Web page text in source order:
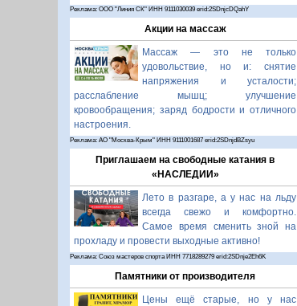
Реклама: ООО "Линия СК" ИНН 9111030039 erid:2SDnjcDQahY
Акции на массаж
Массаж — это не только
удовольствие, но и: снятие
напряжения и усталости;
расслабление мышц; улучшение
кровообращения; заряд бодрости и отличного
настроения.
Реклама: АО "Москва-Крым" ИНН 9111001687 erid:2SDnjdBZsyu
Приглашаем на свободные катания в
«НАСЛЕДИИ»
Лето в разгаре, а у нас на льду
всегда свежо и комфортно.
Самое время сменить зной на
прохладу и провести выходные активно!
Реклама: Союз мастеров спорта ИНН 7718289279 erid:2SDnje2Eh6K
Памятники от производителя
Цены ещё старые, но у нас